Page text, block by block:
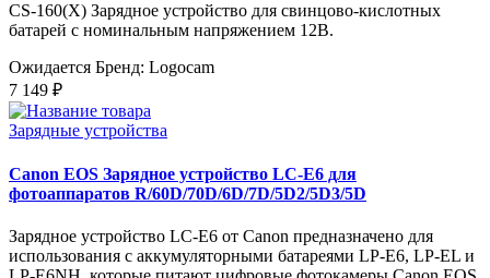
CS-160(X) Зарядное устройство для свинцово-кислотных
батарей с номинальным напряжением 12В.
Ожидается Бренд: Logocam
7 149 ₽
Зарядные устройства
Canon EOS Зарядное устройство LC-E6 для
фотоаппаратов R/60D/70D/6D/7D/5D2/5D3/5D
Зарядное устройство LC-E6 от Canon предназначено для
использования с аккумуляторными батареями LP-E6, LP-EL и